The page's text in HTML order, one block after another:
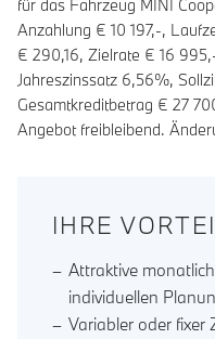
für das Fahrzeug MINI
Anzahlung € 10 197,-,
€ 290,16, Zielrate € 16 995
Jahreszinssatz 6,56%,
Gesamtkreditbetrag € 27
Angebot freibleibend.
IHRE
Attraktive
individuellen
Variabler oder fixer